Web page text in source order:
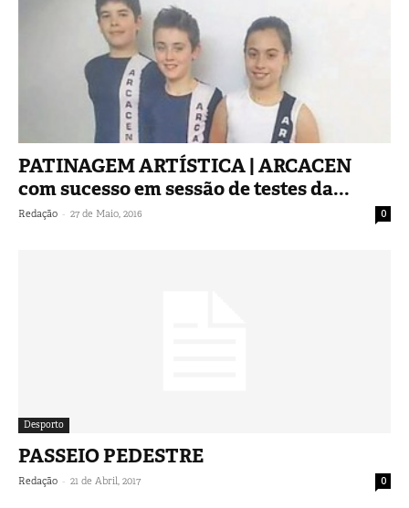
PATINAGEM ARTÍSTICA | ARCACEN
com sucesso em sessão de testes da...
Redação - 27 de Maio, 2016 0
Desporto
PASSEIO PEDESTRE
Redação - 21 de Abril, 2017 0